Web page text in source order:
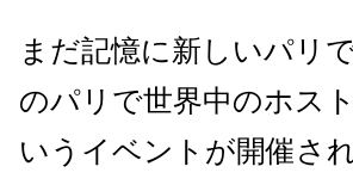
まだ記憶に新しいパリ
のパリで世界中のホス
いうイベントが開催さ